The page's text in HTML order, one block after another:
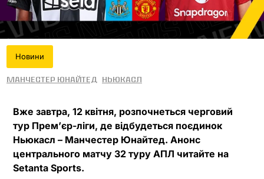
Новини
Манчестер Юнайтед Ньюкасл
Вже завтра, 12 квітня, розпочнеться черговий
тур Прем’єр-ліги, де відбудеться поєдинок
Ньюкасл – Манчестер Юнайтед. Анонс
центрального матчу 32 туру АПЛ читайте на
Setanta Sports.